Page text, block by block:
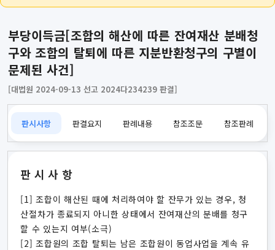
부당이득금[조합의 해산에 따른 잔여재산 분배청
구와 조합의 탈퇴에 따른 지분반환청구의 구별이
문제된 사건]
[대법원 2024-09-13 선고 2024다234239 판결]
판시사항 판결요지 판례내용 참조조문 참조판례
판시사항
[1] 조합이 해산된 때에 처리하여야 할 잔무가 있는 경우, 청
산절차가 종료되지 아니한 상태에서 잔여재산의 분배를 청구
할 수 있는지 여부(소극)
[2] 조합원의 조합 탈퇴는 남은 조합원이 동업사업을 계속 유